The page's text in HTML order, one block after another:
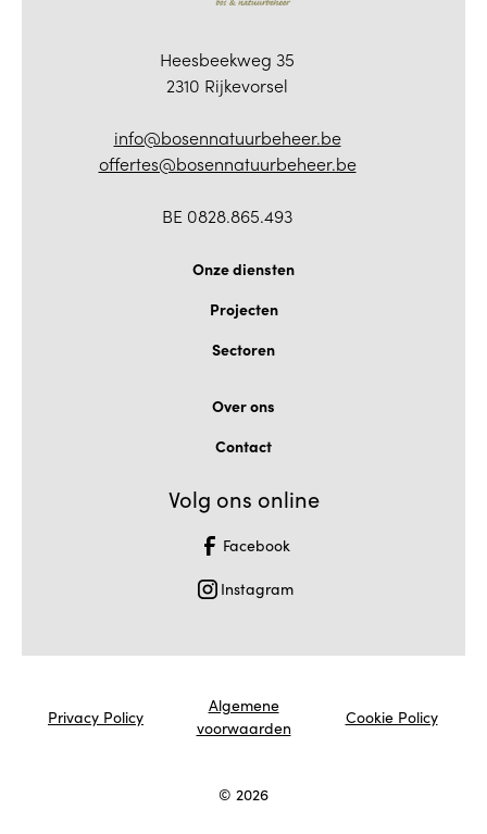
Heesbeekweg 35
2310 Rijkevorsel
info@bosennatuurbeheer.be
offertes@bosennatuurbeheer.be
BE 0828.865.493
Onze diensten
Projecten
Sectoren
Over ons
Contact
Volg ons online
Facebook
Instagram
Privacy Policy
Algemene
voorwaarden
Cookie Policy
© 2026